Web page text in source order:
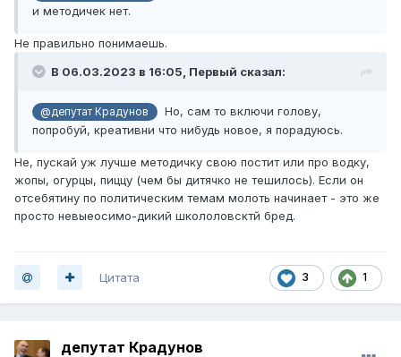
и методичек нет.
Не правильно понимаешь.
В 06.03.2023 в 16:05, Первый сказал:
@депутат Крадунов
Но, сам то включи голову,
попробуй, креативни что нибудь новое, я порадуюсь.
Не, пускай уж лучше методичку свою постит или про водку,
жопы, огурцы, пиццу (чем бы дитячко не тешилось). Если он
отсебятину по политическим темам молоть начинает - это же
просто невыеосимо-дикий школоловсктй бред.
3 1
Цитата
депутат Крадунов